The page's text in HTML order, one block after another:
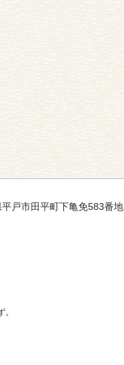
戸市田平町下亀免583番地